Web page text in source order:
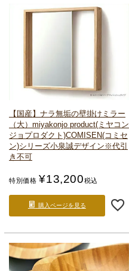
【国産】ナラ無垢の壁掛けミラー
（大） miyakonjo product(ミヤコン
ジョプロダクト)COMISEN(コミセ
ン)シリーズ小泉誠デザイン ※代引
き不可
特別価格 ¥13,200税込
購入ページを見る